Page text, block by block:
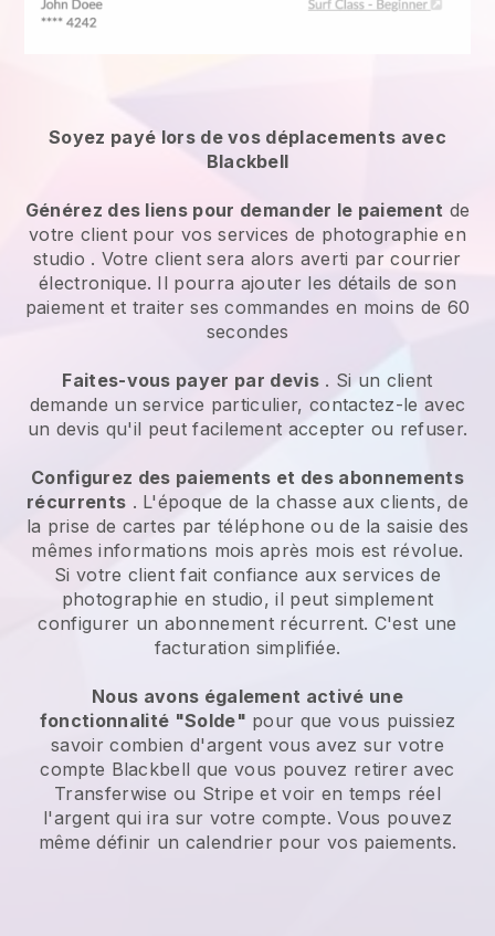
Soyez payé lors de vos déplacements avec
Blackbell
Générez des liens pour demander le paiement de
votre client pour vosservices de photographie en
studio . Votre client sera alors averti par courrier
électronique. Il pourra ajouter les détails de son
paiement et traiter ses commandes en moins de 60
secondes
Faites-vous payer par devis. Si un client
demande un service particulier, contactez-le avec
un devis qu'il peut facilement accepter ou refuser.
Configurez des paiements et des abonnements
récurrents . L'époque de la chasse aux clients, de
la prise de cartes par téléphone ou de la saisie des
mêmes informations mois après mois est révolue.
Si votre client fait confiance aux services de
photographie en studio, il peut simplement
configurer un abonnement récurrent. C'est une
facturation simplifiée.
Nous avons également activé une
fonctionnalité "Solde" pour que vous puissiez
savoir combien d'argent vous avez sur votre
compte Blackbell que vous pouvez retirer avec
Transferwise ou Stripe et voir en temps réel
l'argent qui ira sur votre compte. Vous pouvez
même définir un calendrier pour vos paiements.